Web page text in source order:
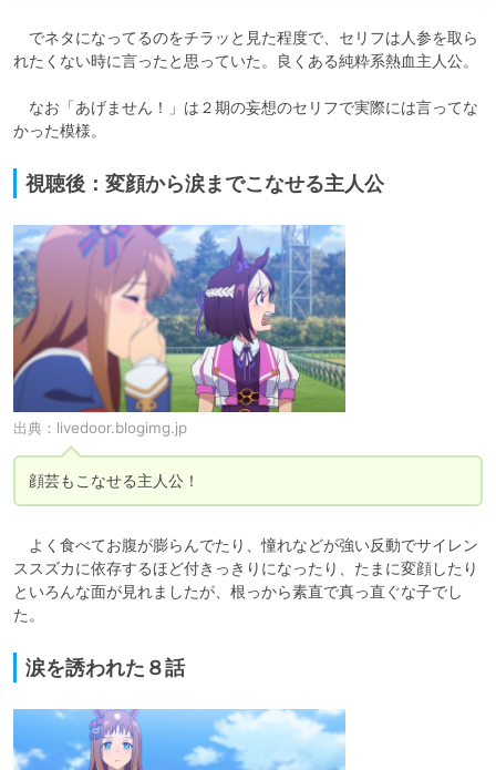
でネタになってるのをチラッと見た程度で、セリフは人参を取ら
れたくない時に言ったと思っていた。良くある純粋系熱血主人公。
なお「あげません！」は２期の妄想のセリフで実際には言ってな
かった模様。
視聴後：変顔から涙までこなせる主人公
出典： livedoor.blogimg.jp
顔芸もこなせる主人公！
よく食べてお腹が膨らんでたり、憧れなどが強い反動でサイレン
ススズカに依存するほど付きっきりになったり、たまに変顔したり
といろんな面が見れましたが、根っから素直で真っ直ぐな子でし
た。
涙を誘われた８話